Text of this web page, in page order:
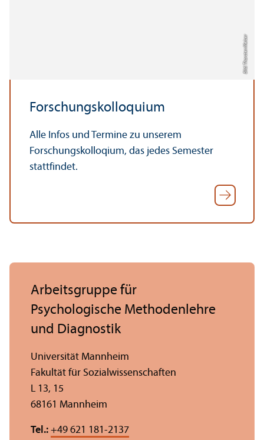
Bild: Thorsten Meiser
Forschungs­kolloquium
Alle Infos und Termine zu unserem
Forschungs­kolloqium, das jedes Semester
stattfindet.
Arbeits­gruppe für
Psychologische Methodenlehre
und Diagnostik
Universität Mannheim
Fakultät für Sozial­wissenschaften
L 13, 15
68161 Mannheim
Tel.: +49 621 181-2137